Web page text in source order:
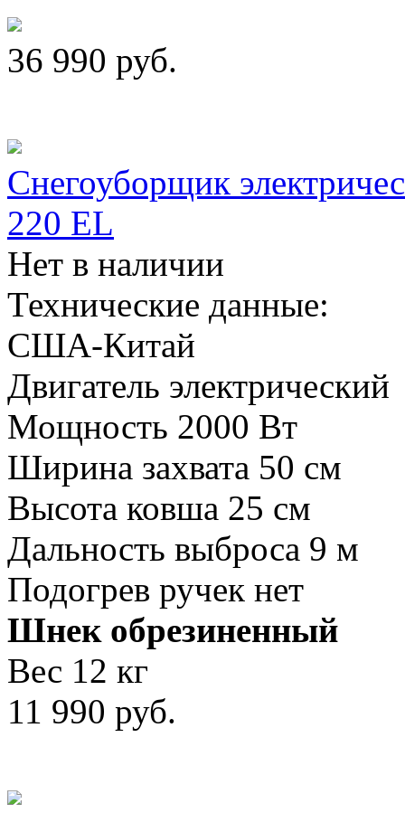
36 990 руб.
Снегоуборщик
220 EL
Нет в наличии
Технические данные:
США-Китай
Двигатель электрический
Мощность 2000 Вт
Ширина захвата 50 см
Высота ковша 25 см
Дальность выброса 9 м
Подогрев ручек нет
Шнек обрезиненный
Вес 12 кг
11 990 руб.